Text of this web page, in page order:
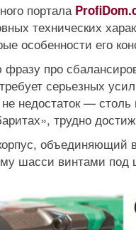
портала
технических
особенности его
фразу про
серьезных
недостаток —
трудно
объединяющий
шасси винтами